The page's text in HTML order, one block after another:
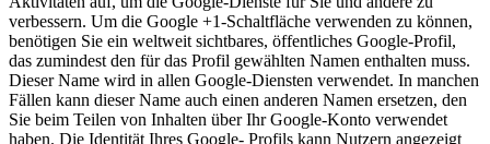
verbessern. Um die Google +1-Schaltfläche verwenden zu können,
benötigen Sie ein weltweit sichtbares, öffentliches Google-Profil,
das zumindest den für das Profil gewählten Namen enthalten muss.
Dieser Name wird in allen Google-Diensten verwendet. In manchen
Fällen kann dieser Name auch einen anderen Namen ersetzen, den
Sie beim Teilen von Inhalten über Ihr Google-Konto verwendet
haben. Die Identität Ihres Google- Profils kann Nutzern angezeigt